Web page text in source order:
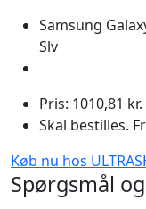
Samsung
Slv
Pris: 1010,81 kr.
Skal bestilles.
Køb nu hos
Spørgsmål